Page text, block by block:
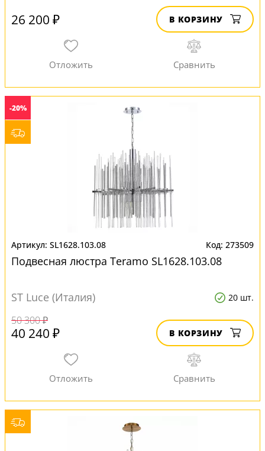
26 200 ₽ В КОРЗИНУ
-20%
SL1628.103.08 273509
Подвесная люстра Teramo SL1628.103.08
ST Luce (Италия) 20 шт.
50 300 ₽
40 240 ₽ В КОРЗИНУ